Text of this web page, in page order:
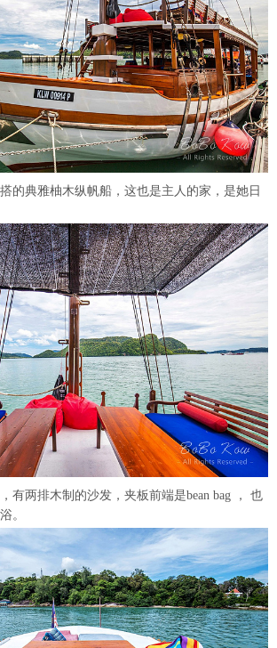
的典雅柚木纵帆船，这也是主人的家，是她日
有两排木制的沙发，夹板前端是bean bag ， 也
。